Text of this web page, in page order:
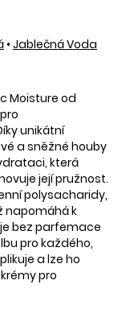
• Jablečná Voda
Moisture od
unikátní
a sněžné houby
která
její pružnost.
polysacharidy,
napomáhá k
bez parfemace
pro každého,
a lze ho
pro